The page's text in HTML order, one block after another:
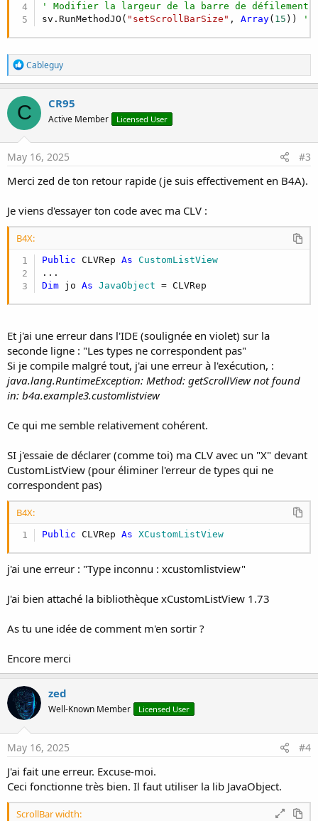
' Modifier la largeur de la barre de défilement
sv.RunMethodJO( "setScrollBarSize" , Array( 15 )) '
R
e
a
c
t
i
o
n
s
Cableguy
C CR95
Active Member Licensed User
May 16, 2025 #3
Merci zed de ton retour rapide (je suis effectivement en B4A).
Je viens d'essayer ton code avec ma CLV :
B4X:
Public CLVRep As CustomListView
Dim jo As JavaObject = CLVRep
Et j'ai une erreur dans l'IDE (soulignée en violet) sur la
seconde ligne : "Les types ne correspondent pas"
Si je compile malgré tout, j'ai une erreur à l'exécution, :
java.lang.RuntimeException: Method: getScrollView not found
in: b4a.example3.customlistview
Ce qui me semble relativement cohérent.
SI j'essaie de déclarer (comme toi) ma CLV avec un "X" devant
CustomListView (pour éliminer l'erreur de types qui ne
correspondent pas)
B4X:
Public CLVRep As XCustomListView
j'ai une erreur : "Type inconnu : xcustomlistview"
J'ai bien attaché la bibliothèque xCustomListView 1.73
As tu une idée de comment m'en sortir ?
Encore merci
zed
Well-Known Member Licensed User
May 16, 2025 #4
J'ai fait une erreur. Excuse-moi.
Ceci fonctionne très bien. Il faut utiliser la lib JavaObject.
ScrollBar width: